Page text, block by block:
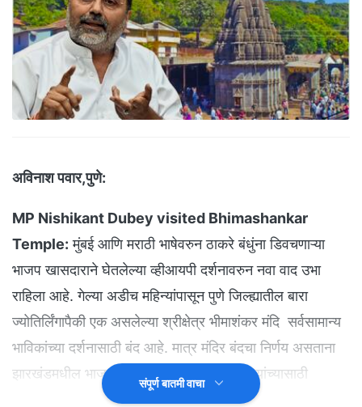
अविनाश पवार,पुणे:
MP Nishikant Dubey visited Bhimashankar
Temple: मुंबई आणि मराठी भाषेवरुन ठाकरे बंधुंना डिवचणाऱ्या
भाजप खासदाराने घेतलेल्या व्हीआयपी दर्शनावरुन नवा वाद उभा
राहिला आहे. गेल्या अडीच महिन्यांपासून पुणे जिल्ह्यातील बारा
ज्योतिर्लिंगापैकी एक असलेल्या श्रीक्षेत्र भीमाशंकर मंदि सर्वसामान्य
भाविकांच्या दर्शनासाठी बंद आहे. मात्र मंदिर बंदचा निर्णय असताना
झारखंडमधील भाजपा खासदार डॉ. निशिकांत दुबे यांच्यासाठी
प्रशासनाने नियम धाब्यावर बसवल्याचे समोर आले आहे.
संपूर्ण बातमी वाचा